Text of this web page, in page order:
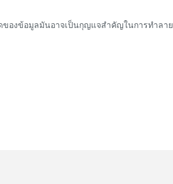
ของข้อมูลมันอาจเป็นกุญแจสำคัญในการทำลาย